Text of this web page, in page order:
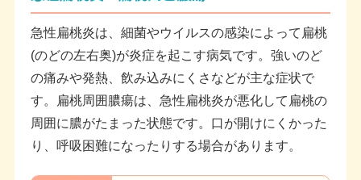
急性扁桃炎は、細菌やウイルスの感染によって扁桃
(のどの左右奥)が炎症を起こす病気です。強いのど
の痛みや発熱、飲み込みにくさなどが主な症状で
す。扁桃周囲膿瘍は、急性扁桃炎が悪化して扁桃の
周囲に膿がたまった状態です。口が開けにくかった
り、呼吸困難になったりする場合があります。